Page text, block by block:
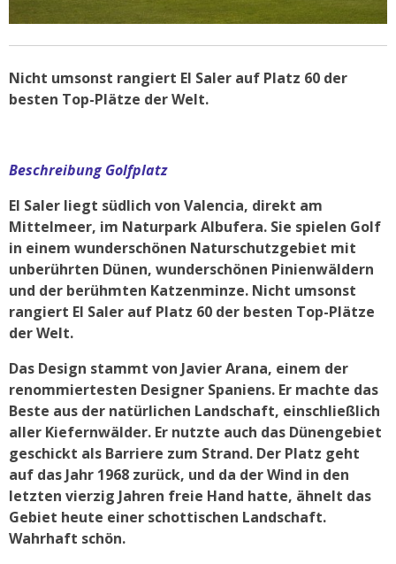
Nicht umsonst rangiert El Saler auf Platz 60 der
besten Top-Plätze der Welt.
Beschreibung Golfplatz
El Saler liegt südlich von Valencia, direkt am
Mittelmeer, im Naturpark Albufera. Sie spielen Golf
in einem wunderschönen Naturschutzgebiet mit
unberührten Dünen, wunderschönen Pinienwäldern
und der berühmten Katzenminze. Nicht umsonst
rangiert El Saler auf Platz 60 der besten Top-Plätze
der Welt.
Das Design stammt von Javier Arana, einem der
renommiertesten Designer Spaniens. Er machte das
Beste aus der natürlichen Landschaft, einschließlich
aller Kiefernwälder. Er nutzte auch das Dünengebiet
geschickt als Barriere zum Strand. Der Platz geht
auf das Jahr 1968 zurück, und da der Wind in den
letzten vierzig Jahren freie Hand hatte, ähnelt das
Gebiet heute einer schottischen Landschaft.
Wahrhaft schön.